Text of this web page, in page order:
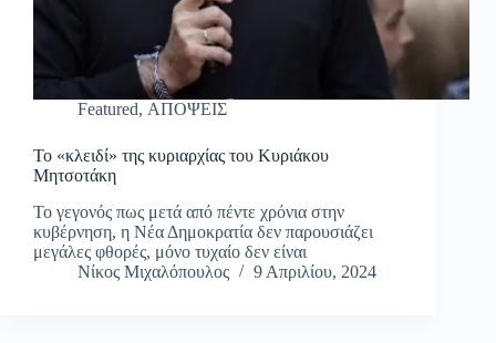
Featured, ΑΠΟΨΕΙΣ
Το «κλειδί» της κυριαρχίας του Κυριάκου
Μητσοτάκη
Το γεγονός πως μετά από πέντε χρόνια στην
κυβέρνηση, η Νέα Δημοκρατία δεν παρουσιάζει
μεγάλες φθορές, μόνο τυχαίο δεν είναι
Νίκος Μιχαλόπουλος
9 Απριλίου, 2024